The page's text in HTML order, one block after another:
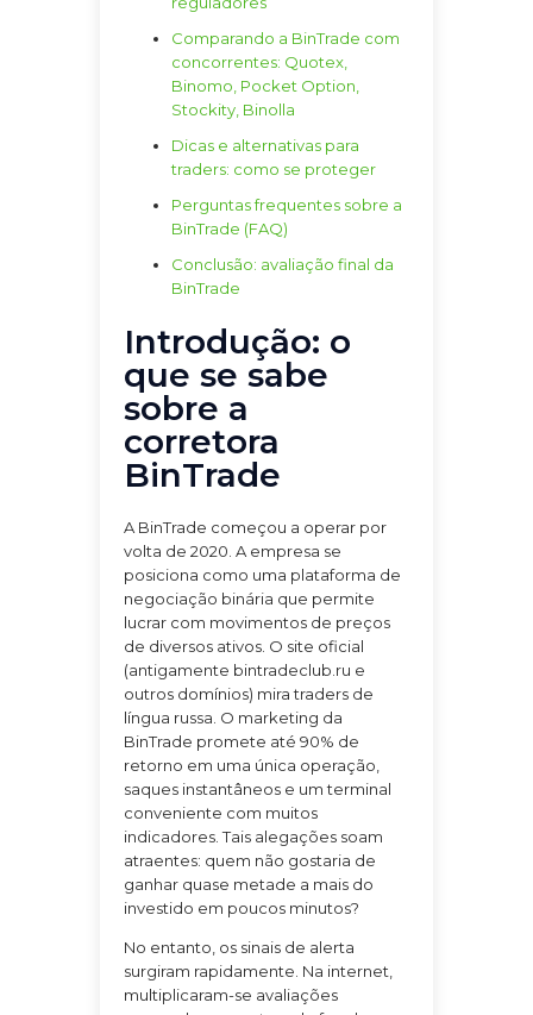
Comparando a BinTrade com
concorrentes: Quotex,
Binomo, Pocket Option,
Stockity, Binolla
Dicas e alternativas para
traders: como se proteger
Perguntas frequentes sobre a
BinTrade (FAQ)
Conclusão: avaliação final da
BinTrade
Introdução: o
que se sabe
sobre a
corretora
BinTrade
A BinTrade começou a operar por
volta de 2020. A empresa se
posiciona como uma plataforma de
negociação binária que permite
lucrar com movimentos de preços
de diversos ativos. O site oficial
(antigamente bintradeclub.ru e
outros domínios) mira traders de
língua russa. O marketing da
BinTrade promete até 90% de
retorno em uma única operação,
saques instantâneos e um terminal
conveniente com muitos
indicadores. Tais alegações soam
atraentes: quem não gostaria de
ganhar quase metade a mais do
investido em poucos minutos?
No entanto, os sinais de alerta
surgiram rapidamente. Na internet,
multiplicaram-se avaliações